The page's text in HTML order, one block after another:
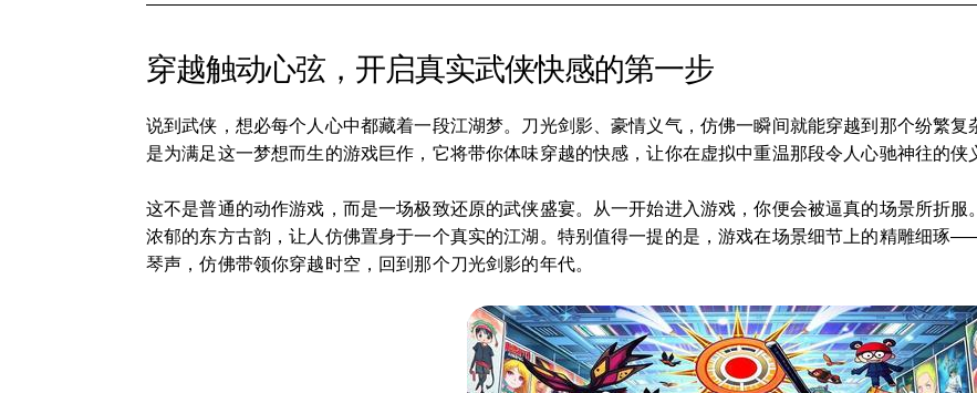
穿越触动心弦，开启真实武侠快感的第一步
说到武侠，想必每个人心中都藏着一段江湖梦。刀光剑影、豪情义气，仿佛一瞬间就能穿越到那个纷繁
是为满足这一梦想而生的游戏巨作，它将带你体味穿越的快感，让你在虚拟中重温那段令人心驰神往的侠
这不是普通的动作游戏，而是一场极致还原的武侠盛宴。从一开始进入游戏，你便会被逼真的场景所折
浓郁的东方古韵，让人仿佛置身于一个真实的江湖。特别值得一提的是，游戏在场景细节上的精雕细琢
琴声，仿佛带领你穿越时空，回到那个刀光剑影的年代。